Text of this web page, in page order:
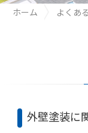
ホーム よくあ
外壁塗装に